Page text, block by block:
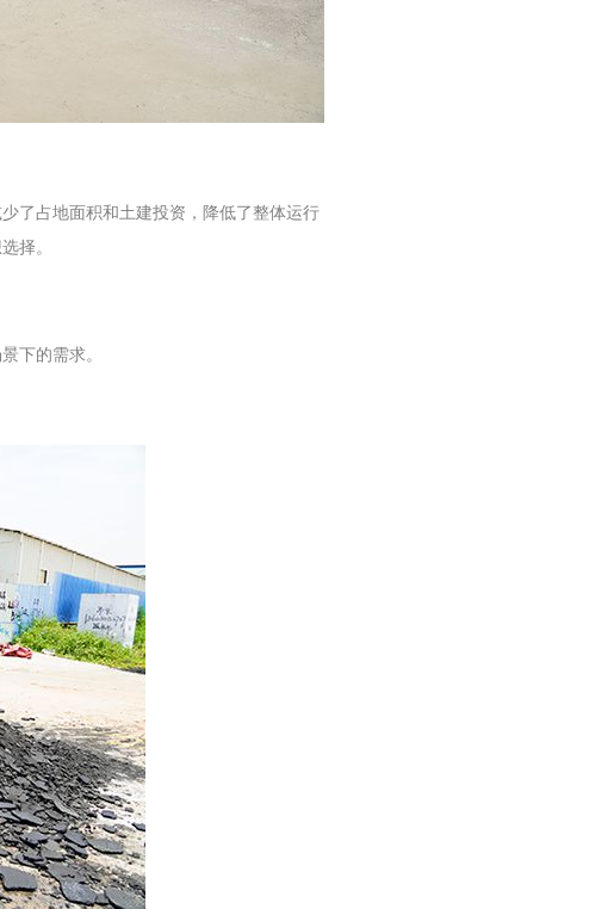
了占地面积和土建投资，降低了整体运行
择。
下的需求。